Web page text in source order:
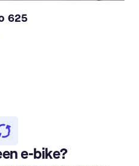
625
e-bike?